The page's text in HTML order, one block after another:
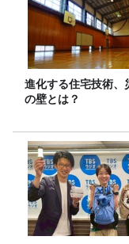
進化する住宅技術、
の壁とは？